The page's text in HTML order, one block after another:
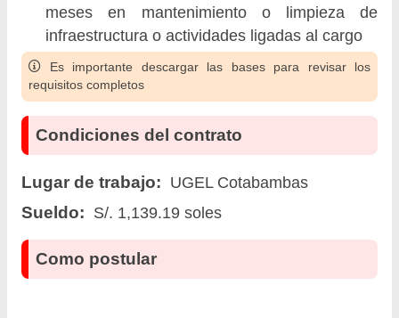
meses en mantenimiento o limpieza de
infraestructura o actividades ligadas al cargo
Es importante descargar las bases para revisar los
requisitos completos
Condiciones del contrato
Lugar de trabajo: UGEL Cotabambas
Sueldo: S/. 1,139.19 soles
Como postular